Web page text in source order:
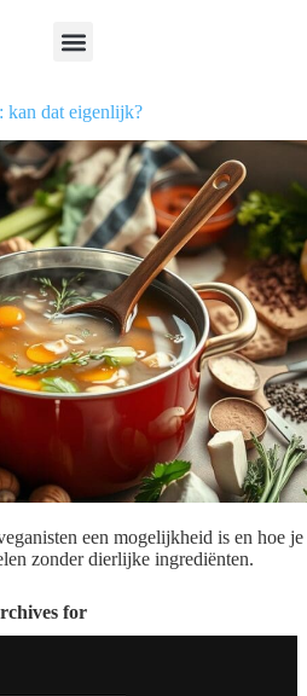
kan dat eigenlijk?
een mogelijkheid is en hoe je
zonder dierlijke ingrediënten.
for